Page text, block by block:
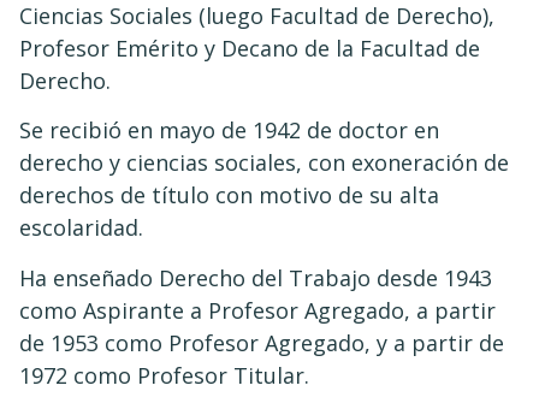
Ciencias Sociales (luego Facultad de Derecho),
Profesor Emérito y Decano de la Facultad de
Derecho.
Se recibió en mayo de 1942 de doctor en
derecho y ciencias sociales, con exoneración de
derechos de título con motivo de su alta
escolaridad.
Ha enseñado Derecho del Trabajo desde 1943
como Aspirante a Profesor Agregado, a partir
de 1953 como Profesor Agregado, y a partir de
1972 como Profesor Titular.